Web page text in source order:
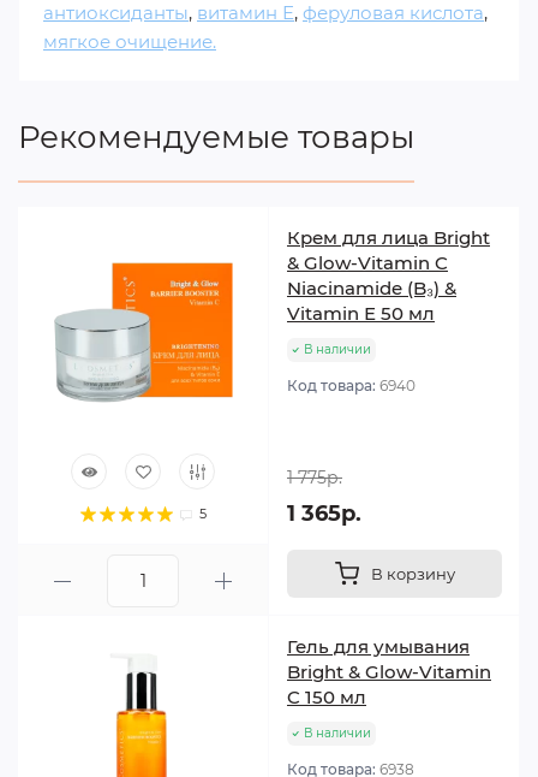
антиоксиданты, витамин Е, феруловая кислота,
мягкое очищение.
Рекомендуемые товары
5
Крем для лица Bright
& Glow-Vitamin C
Niacinamide (B₃) &
Vitamin Е 50 мл
В наличии
Код товара: 6940
1 775р.
1 365р.
В корзину
Гель для умывания
Bright & Glow-Vitamin
C 150 мл
В наличии
Код товара: 6938